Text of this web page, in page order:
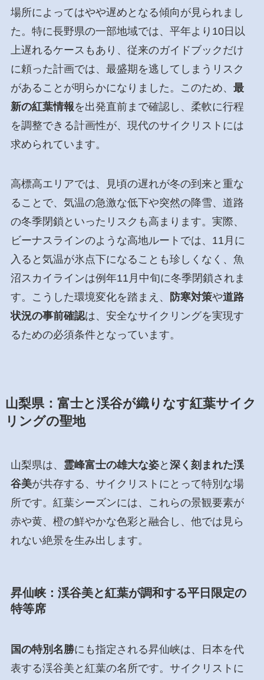
場所によってはやや遅めとなる傾向が見られまし
た。特に長野県の一部地域では、平年より10日以
上遅れるケースもあり、従来のガイドブックだけ
に頼った計画では、最盛期を逃してしまうリスク
があることが明らかになりました。このため、 最
新の紅葉情報を出発直前まで確認し、柔軟に行程
を調整できる計画性が、現代のサイクリストには
求められています。
高標高エリアでは、見頃の遅れが冬の到来と重な
ることで、気温の急激な低下や突然の降雪、道路
の冬季閉鎖といったリスクも高まります。実際、
ビーナスラインのような高地ルートでは、11月に
入ると気温が氷点下になることも珍しくなく、魚
沼スカイラインは例年11月中旬に冬季閉鎖されま
す。こうした環境変化を踏まえ、
防寒対策や道路
状況の事前確認は、安全なサイクリングを実現す
るための必須条件となっています。
山梨県：富士と渓谷が織りなす紅葉サイク
リングの聖地
山梨県は、 霊峰富士の雄大な姿と 深く刻まれた渓
谷美が共存する、サイクリストにとって特別な場
所です。紅葉シーズンには、これらの景観要素が
赤や黄、橙の鮮やかな色彩と融合し、他では見ら
れない絶景を生み出します。
昇仙峡：渓谷美と紅葉が調和する平日限定の
特等席
国の特別名勝にも指定される昇仙峡は、日本を代
表する渓谷美と紅葉の名所です。サイクリストに